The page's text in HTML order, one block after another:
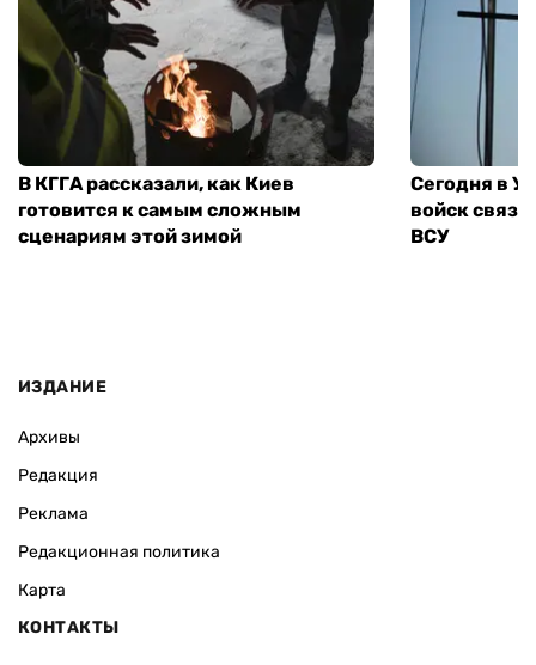
В КГГА рассказали, как Киев
готовится к самым сложным
сценариям этой зимой
Сегодня в
войск
ВСУ
ИЗДАНИЕ
Архивы
Редакция
Реклама
Редакционная политика
Карта
КОНТАКТЫ